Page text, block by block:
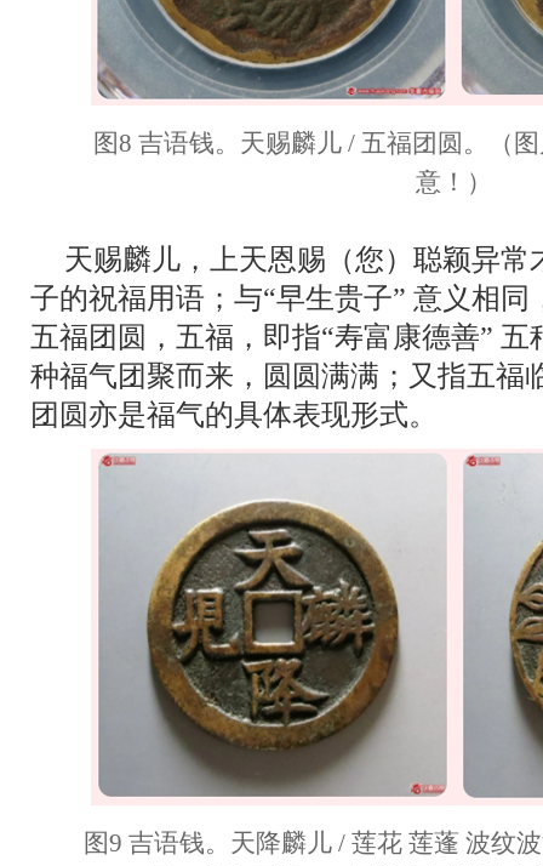
图8 吉语钱。天赐麟儿 / 五福团圆。（
意！）
天赐麟儿，上天恩赐（您）聪颖异
子的祝福用语；与“早生贵子” 意义相
五福团圆，五福，即指“寿富康德善”
种福气团聚而来，圆圆满满；又指五福
团圆亦是福气的具体表现形式。
图9 吉语钱。天降麟儿 / 莲花 莲蓬 波纹